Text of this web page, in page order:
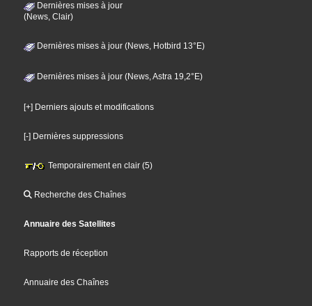
Dernières mises à jour
(News, Clair)
Dernières mises à jour (News, Hotbird 13°E)
Dernières mises à jour (News, Astra 19,2°E)
[+] Derniers ajouts et modifications
[-] Dernières suppressions
Temporairement en clair (5)
Recherche des Chaînes
Annuaire des Satellites
Rapports de réception
Annuaire des Chaînes